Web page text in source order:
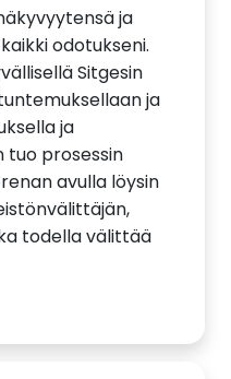
ja
odotukseni.
Sitgesin
ja
ja
tuo prosessin
avulla löysin
todella välittää